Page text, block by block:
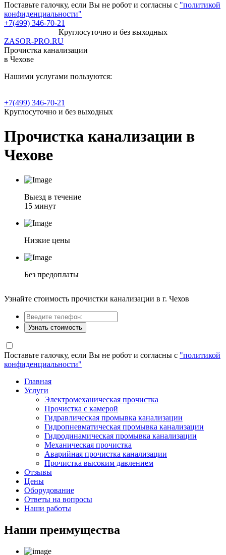
Поставьте галочку, если Вы не робот и согласны с "политикой
конфиденциальности"
+7(499) 346-70-21
Круглосуточно и без выходных
ZASOR-PRO.RU
Прочистка канализации
в Чехове
Нашими услугами пользуются:
+7(499) 346-70-21
Круглосуточно и без выходных
Прочистка канализации в
Чехове
Выезд в течение
15 минут
Низкие цены
Без предоплаты
Узнайте стоимость прочистки канализации в г. Чехов
Узнать стоимость
Поставьте галочку, если Вы не робот и согласны с "политикой
конфиденциальности"
Главная
Услуги
Электромеханическая прочистка
Прочистка с камерой
Гидравлическая промывка канализации
Гидропневматическая промывка канализации
Гидродинамическая промывка канализации
Механическая прочистка
Аварийная прочистка канализации
Прочистка высоким давлением
Отзывы
Цены
Оборудование
Ответы на вопросы
Наши работы
Наши преимущества